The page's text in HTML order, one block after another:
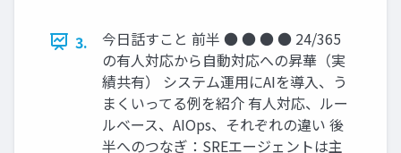
3.
今日話すこと 前半 ● ● ● ● 24/365
の有人対応から自動対応への昇華（実
績共有） システム運用にAIを導入、う
まくいってる例を紹介 有人対応、ルー
ルベース、AIOps、それぞれの違い 後
半へのつなぎ：SREエージェントは主